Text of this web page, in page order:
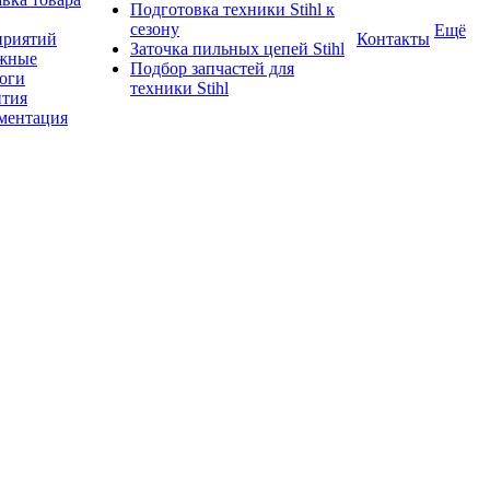
Подготовка техники Stihl к
сезону
Заточка пильных цепей Stihl
Подбор запчастей для
техники Stihl
Контакты Ещё